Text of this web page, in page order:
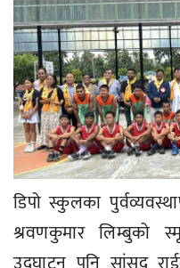
डिपो स्कुलका
श्रवणकुमार लिम्बुको